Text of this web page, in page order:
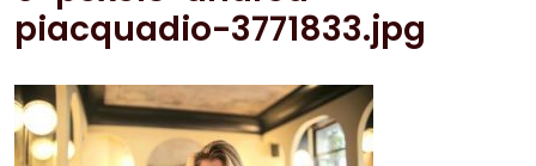
piacquadio-3771833.jpg